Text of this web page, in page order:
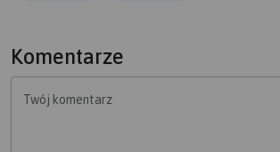
Komentarze
Twój komentarz